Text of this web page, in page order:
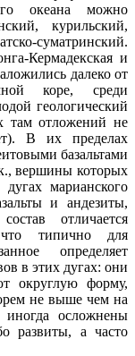
океана можно
курильский,
суматринский.
Кермадекская и
далеко от
коре, среди
геологический
там отложений не
В их пределах
базальтами
вершины которых
марианского
и андезиты,
отличается
типично для
определяет
в этих дугах: они
округлую форму,
не выше чем на
осложнены
развиты, а часто